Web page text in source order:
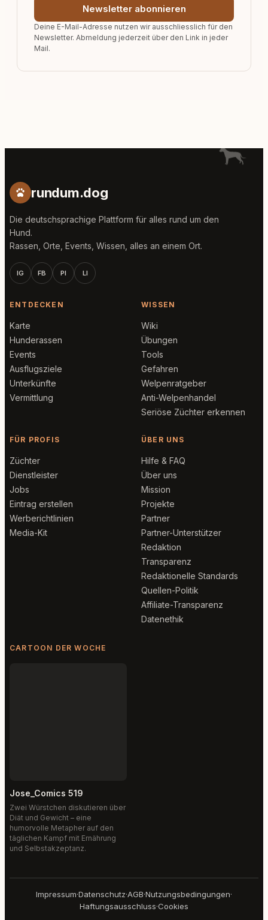
Newsletter abonnieren
Deine E-Mail-Adresse nutzen wir ausschliesslich für den
Newsletter. Abmeldung jederzeit über den Link in jeder
Mail.
rundum.dog
Die deutschsprachige Plattform für alles rund um den
Hund.
Rassen, Orte, Events, Wissen, alles an einem Ort.
IG FB PI LI
ENTDECKEN
Karte
Hunderassen
Events
Ausflugsziele
Unterkünfte
Vermittlung
WISSEN
Wiki
Übungen
Tools
Gefahren
Welpenratgeber
Anti-Welpenhandel
Seriöse Züchter erkennen
FÜR PROFIS
Züchter
Dienstleister
Jobs
Eintrag erstellen
Werberichtlinien
Media-Kit
ÜBER UNS
Hilfe & FAQ
Über uns
Mission
Projekte
Partner
Partner-Unterstützer
Redaktion
Transparenz
Redaktionelle Standards
Quellen-Politik
Affiliate-Transparenz
Datenethik
CARTOON DER WOCHE
Jose_Comics 519
Zwei Würstchen diskutieren über
Diät und Gewicht – eine
humorvolle Metapher auf den
täglichen Kampf mit Ernährung
und Selbstakzeptanz.
Impressum·Datenschutz·AGB·Nutzungsbedingungen·
Haftungsausschluss·Cookies